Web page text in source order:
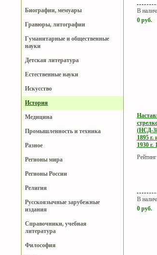
Биографии, мемуары
Гравюры, литографии
Гуманитарные и общественные
науки
Детская литература
Естественные науки
Искусство
История
Медицина
Промышленность и техника
Разное
Регионы мира
Регионы России
Религия
Русскоязычные зарубежные
издания
Справочники, учебная
литература
Философия
В
0 руб.
(НСД-
1895 г.
1930 г.
Рейтинг
В
0 руб.